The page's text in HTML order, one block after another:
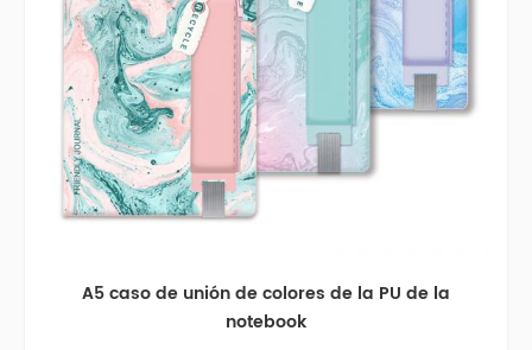
A5 caso de unión de colores de la PU de la
notebook